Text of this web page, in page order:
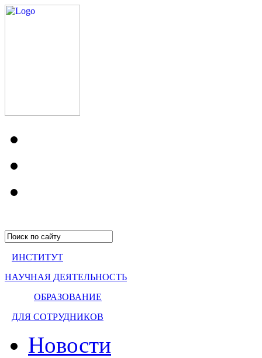
ИНСТИТУТ
НАУЧНАЯ ДЕЯТЕЛЬНОСТЬ
ОБРАЗОВАНИЕ
ДЛЯ СОТРУДНИКОВ
Новости